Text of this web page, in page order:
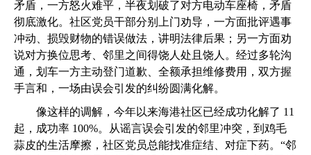
矛盾，一方怒火难平，半夜划破了对方电动车座椅，矛盾
彻底激化。社区党员干部分别上门劝导，一方面批评遇事
冲动、损毁财物的错误做法，讲明法律后果；另一方面劝
说对方换位思考、邻里之间得饶人处且饶人。经过多轮沟
通，划车一方主动登门道歉、全额承担维修费用，双方握
手言和，一场由误会引发的纠纷圆满化解。
像这样的调解，今年以来海港社区已经成功化解了 11
起，成功率 100%。从谣言误会引发的邻里冲突，到鸡毛
蒜皮的生活摩擦，社区党员总能找准症结、对症下药。“邻